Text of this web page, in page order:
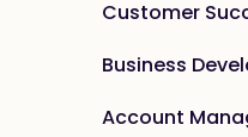
Customer
Business
Account